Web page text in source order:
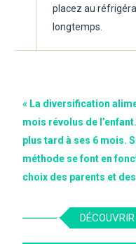
placez au
longtemps.
« La diversification
mois révolus de
plus tard à ses 6 mois.
méthode se font en
choix des parents et